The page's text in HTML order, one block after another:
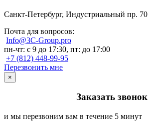
Санкт-Петербург, Индустриальный пр. 70
Почта для вопросов:
Info@3C-Group.pro
пн-чт: с 9 до 17:30, пт: до 17:00
+7 (812) 448-99-95
Перезвонить мне
×
Заказать звонок
и мы перезвоним вам в течение 5 минут